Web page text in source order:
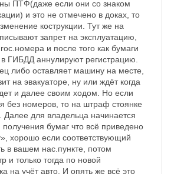
ПТФ(даже если они со знаком
и это не отмечено в доках, то
кострукции. Тут же на
запрет на эксплуатацию,
и после того как бумаги
в ГИБДД аннулируют регистрацию.
либо оставляет машину на месте,
на эвакуаторе, ну или ждёт когда
и далее своим ходом. Но если
без номеров, то на штраф стоянке
Далее для владельца начинается
получения бумаг что всё приведено
хорошо если соответствующий
в вашем нас.пункте, потом
и только тогда по новой
на учёт авто. И опять же всё это